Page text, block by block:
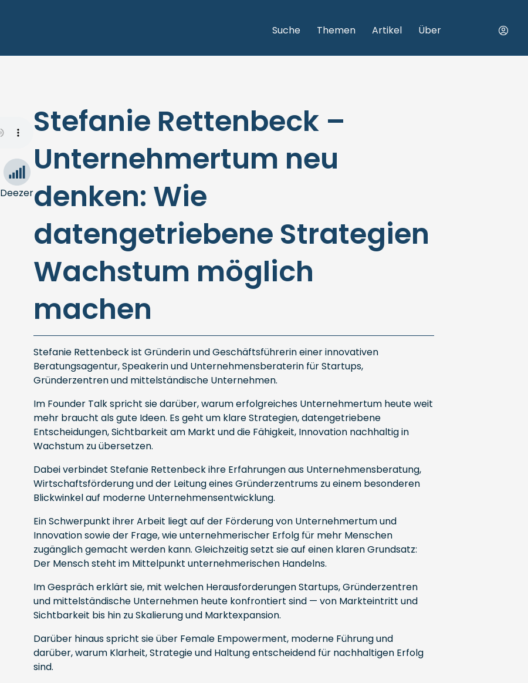
Suche Themen Artikel Über
Deezer
Stefanie Rettenbeck –
Unternehmertum neu
denken: Wie
datengetriebene Strategien
Wachstum möglich
machen
Stefanie Rettenbeck ist Gründerin und Geschäftsführerin einer innovativen
Beratungsagentur, Speakerin und Unternehmensberaterin für Startups,
Gründerzentren und mittelständische Unternehmen.
Im Founder Talk spricht sie darüber, warum erfolgreiches Unternehmertum heute weit
mehr braucht als gute Ideen. Es geht um klare Strategien, datengetriebene
Entscheidungen, Sichtbarkeit am Markt und die Fähigkeit, Innovation nachhaltig in
Wachstum zu übersetzen.
Dabei verbindet Stefanie Rettenbeck ihre Erfahrungen aus Unternehmensberatung,
Wirtschaftsförderung und der Leitung eines Gründerzentrums zu einem besonderen
Blickwinkel auf moderne Unternehmensentwicklung.
Ein Schwerpunkt ihrer Arbeit liegt auf der Förderung von Unternehmertum und
Innovation sowie der Frage, wie unternehmerischer Erfolg für mehr Menschen
zugänglich gemacht werden kann. Gleichzeitig setzt sie auf einen klaren Grundsatz:
Der Mensch steht im Mittelpunkt unternehmerischen Handelns.
Im Gespräch erklärt sie, mit welchen Herausforderungen Startups, Gründerzentren
und mittelständische Unternehmen heute konfrontiert sind — von Markteintritt und
Sichtbarkeit bis hin zu Skalierung und Marktexpansion.
Darüber hinaus spricht sie über Female Empowerment, moderne Führung und
darüber, warum Klarheit, Strategie und Haltung entscheidend für nachhaltigen Erfolg
sind.